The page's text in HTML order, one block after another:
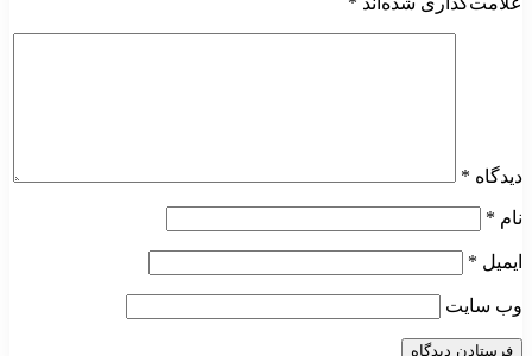
دیدگاه *
نام *
ایمیل *
وب‌ سایت